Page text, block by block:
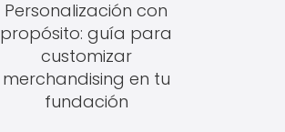
Personalización con
propósito: guía para
customizar
merchandising en tu
fundación